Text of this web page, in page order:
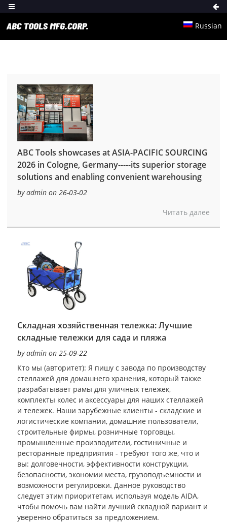
Russian
ABC Tools showcases at ASIA-PACIFIC SOURCING
2026 in Cologne, Germany-----its superior storage
solutions and enabling convenient warehousing
by admin on 26-03-02
Читать далее
Складная хозяйственная тележка: Лучшие
складные тележки для сада и пляжа
by admin on 25-09-22
Кто мы (авторитет): Я пишу с завода по производству
стеллажей для домашнего хранения, который также
разрабатывает рамы для уличных тележек,
комплекты колес и аксессуары для наших стеллажей
и тележек. Наши зарубежные клиенты - складские и
логистические компании, домашние пользователи,
строительные фирмы, розничные торговцы,
промышленные производители, гостиничные и
ресторанные предприятия - требуют того же, что и
вы: долговечности, эффективности конструкции,
безопасности, экономии места, грузоподъемности и
возможности регулировки. Данное руководство
следует этим приоритетам, используя модель AIDA,
чтобы помочь вам найти лучший складной вариант и
уверенно обратиться за предложением.